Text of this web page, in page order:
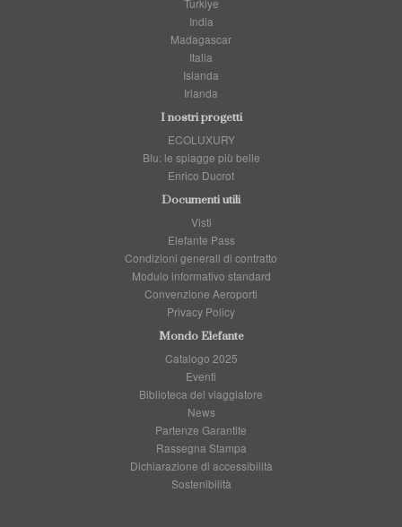
Turkiye
India
Madagascar
Italia
Islanda
Irlanda
I nostri progetti
ECOLUXURY
Blu: le spiagge più belle
Enrico Ducrot
Documenti utili
Visti
Elefante Pass
Condizioni generali di contratto
Modulo informativo standard
Convenzione Aeroporti
Privacy Policy
Mondo Elefante
Catalogo 2025
Eventi
Biblioteca del viaggiatore
News
Partenze Garantite
Rassegna Stampa
Dichiarazione di accessibilità
Sostenibilità